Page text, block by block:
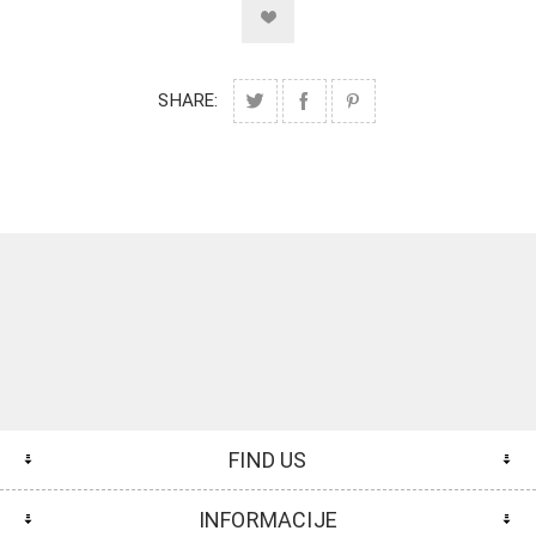
SHARE:
FIND US
INFORMACIJE